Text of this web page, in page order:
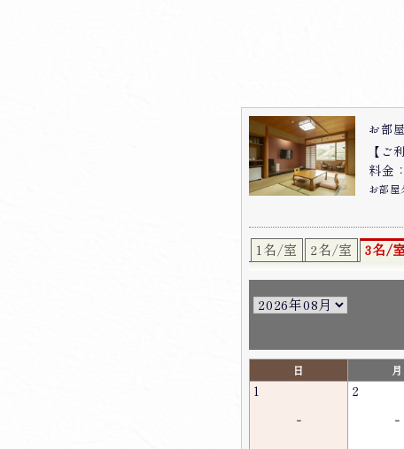
お部
【ご
料金
お部屋
1名/室 2名/室 3名/
日 月
1
-
2
-